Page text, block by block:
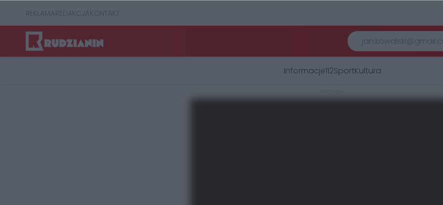
REKLAMAREDAKCJAKONTAKT
Informacje112SportKultura